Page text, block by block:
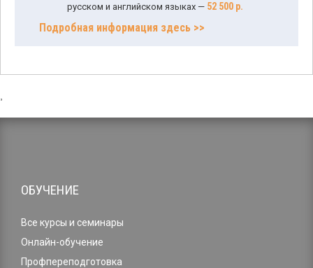
русском и английском языках — 52 500 р.
Подробная информация здесь >>
ОБУЧЕНИЕ
Все курсы и семинары
Онлайн-обучение
Профпереподготовка